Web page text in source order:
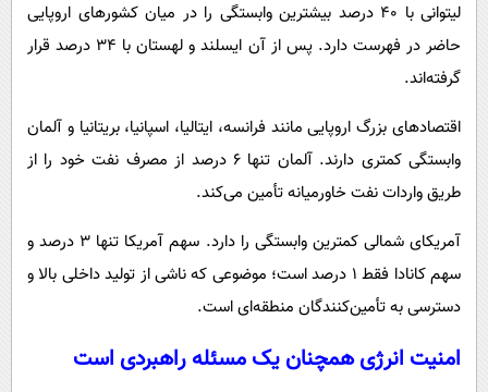
لیتوانی با ۴۰ درصد بیشترین وابستگی را در میان کشورهای اروپایی
حاضر در فهرست دارد. پس از آن ایسلند و لهستان با ۳۴ درصد قرار
گرفته‌اند.
اقتصادهای بزرگ اروپایی مانند فرانسه، ایتالیا، اسپانیا، بریتانیا و آلمان
وابستگی کمتری دارند. آلمان تنها ۶ درصد از مصرف نفت خود را از
طریق واردات نفت خاورمیانه تأمین می‌کند.
آمریکای شمالی کمترین وابستگی را دارد. سهم آمریکا تنها ۳ درصد و
سهم کانادا فقط ۱ درصد است؛ موضوعی که ناشی از تولید داخلی بالا و
دسترسی به تأمین‌کنندگان منطقه‌ای است.
امنیت انرژی همچنان یک مسئله راهبردی است